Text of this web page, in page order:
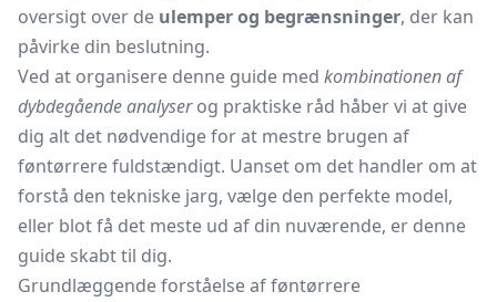
oversigt over de ulemper og begrænsninger, der kan
påvirke din beslutning.
Ved at organisere denne guide med kombinationen af
dybdegående analyserog praktiske råd håber vi at give
dig alt det nødvendige for at mestre brugen af
føntørrere fuldstændigt. Uanset om det handler om at
forstå den tekniske jarg, vælge den perfekte model,
eller blot få det meste ud af din nuværende, er denne
guide skabt til dig.
Grundlæggende forståelse af føntørrere